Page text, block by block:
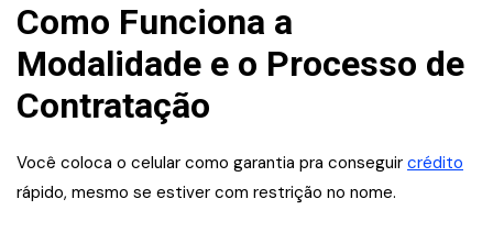
Como Funciona a
Modalidade e o Processo de
Contratação
Você coloca o celular como garantia pra conseguir crédito
rápido, mesmo se estiver com restrição no nome.